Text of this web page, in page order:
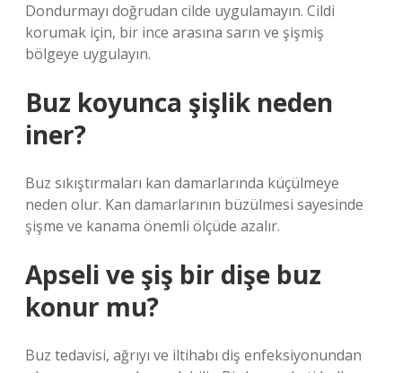
Dondurmayı doğrudan cilde uygulamayın. Cildi
korumak için, bir ince arasına sarın ve şişmiş
bölgeye uygulayın.
Buz koyunca şişlik neden
iner?
Buz sıkıştırmaları kan damarlarında küçülmeye
neden olur. Kan damarlarının büzülmesi sayesinde
şişme ve kanama önemli ölçüde azalır.
Apseli ve şiş bir dişe buz
konur mu?
Buz tedavisi, ağrıyı ve iltihabı diş enfeksiyonundan